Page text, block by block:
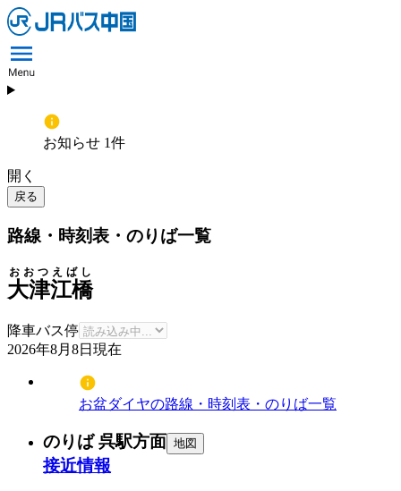
お知らせ 1件
開く
戻る
路線・時刻表・のりば一覧
大津江橋
おおつえばし
降車バス停
2026年8月8日 現在
お盆ダイヤの路線・時刻表・のりば一覧
のりば 呉駅方面 地図
接近情報